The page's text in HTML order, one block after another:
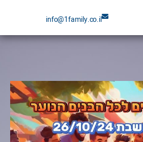
info@1family.co.il